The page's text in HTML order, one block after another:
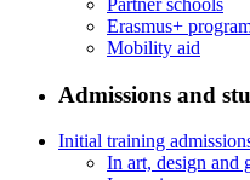
Erasmus+
Mobility aid
Admissions and
Initial training
In art, design and